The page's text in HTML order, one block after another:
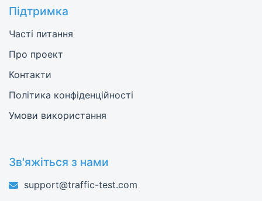
Підтримка
Часті питання
Про проект
Контакти
Політика конфіденційності
Умови використання
Зв'яжіться з нами
support@traffic-test.com